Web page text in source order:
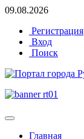
09.08.2026
Регистрация
Вход
Поиск
Главная